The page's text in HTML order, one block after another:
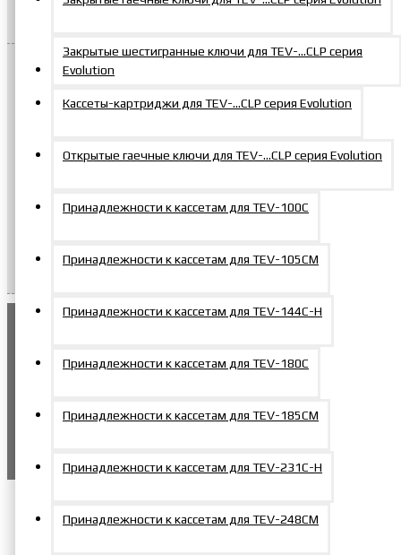
Закрытые шестигранные ключи для TEV-…CLP серия
Evolution
Кассеты-картриджи для TEV-…CLP серия Evolution
Открытые гаечные ключи для TEV-…CLP серия Evolution
Принадлежности к кассетам для TEV-100C
Принадлежности к кассетам для TEV-105СM
Принадлежности к кассетам для TEV-144С-Н
Принадлежности к кассетам для TEV-180C
Принадлежности к кассетам для TEV-185СM
Принадлежности к кассетам для TEV-231С-Н
Принадлежности к кассетам для TEV-248СM
Сравнение товаров
Все технические характеристики и габаритные размеры
гидравлических домкратов, указанные в каталоге, носят справочный
предварительного уведомления, что может приводить к отличиям
характеристики у менеджеров компании. Компания не несёт
письменной форме при заказе.
Этот сайт использует файлы cookie. Оставаясь на
согласие на использование персональных данных